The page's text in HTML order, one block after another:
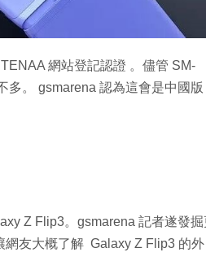
網站登記認證 。儘管 SM-
多。 gsmarena 認為這會是中國版
Z Flip3。gsmarena 記者遂發掘
網友大概了解 Galaxy Z Flip3 的外